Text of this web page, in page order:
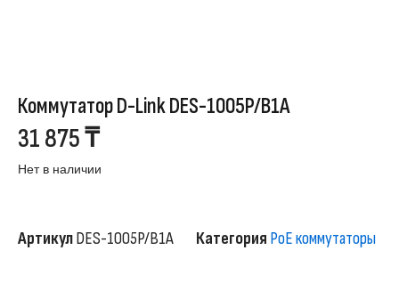
Коммутатор D-Link DES-1005P/B1A
31 875₸
Нет в наличии
АртикулDES-1005P/B1A Категория PoE коммутаторы